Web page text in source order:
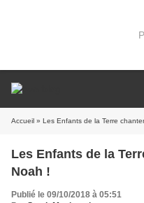
Accueil » Les Enfants de la Terre
Les Enfants de la
Noah !
Publié le 09/10/2018 à 05:51